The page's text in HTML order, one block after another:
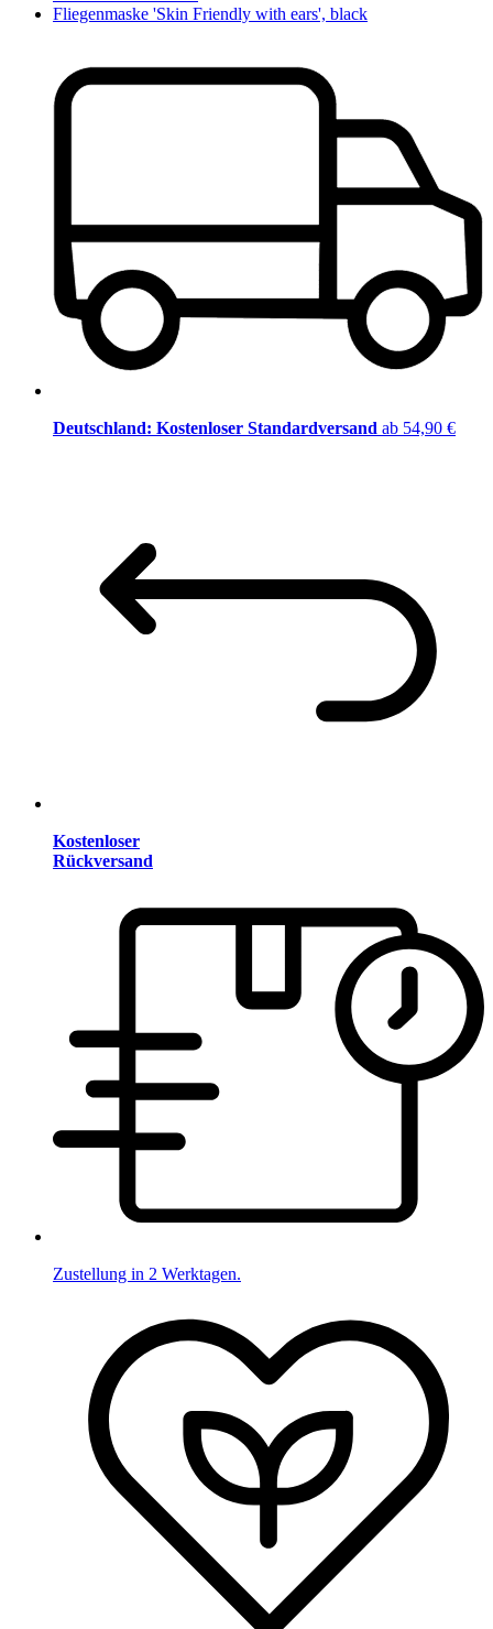
Fliegenmaske 'Skin Friendly with ears', black
Deutschland: Kostenloser Standardversand ab 54,90 €
Kostenloser
Rückversand
Zustellung in 2 Werktagen.